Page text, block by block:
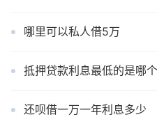
哪里可以私人借5万
抵押贷款利息最低的是哪
还呗借一万一年利息多少